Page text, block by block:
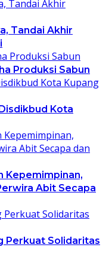
Tandai Akhir
Produksi Sabun
Kota
Kepemimpinan,
Abit Secapa
Perkuat Solidaritas